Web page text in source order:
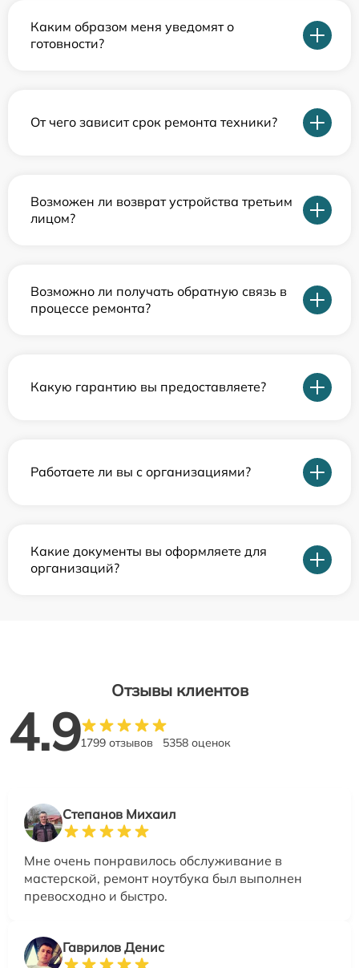
Каким образом меня уведомят о
готовности?
От чего зависит срок ремонта техники?
Возможен ли возврат устройства третьим
лицом?
Возможно ли получать обратную связь в
процессе ремонта?
Какую гарантию вы предоставляете?
Работаете ли вы с организациями?
Какие документы вы оформляете для
организаций?
Отзывы клиентов
4.91799 отзывов 5358 оценок
Степанов Михаил
Мне очень понравилось обслуживание в
мастерской, ремонт ноутбука был выполнен
превосходно и быстро.
Гаврилов Денис